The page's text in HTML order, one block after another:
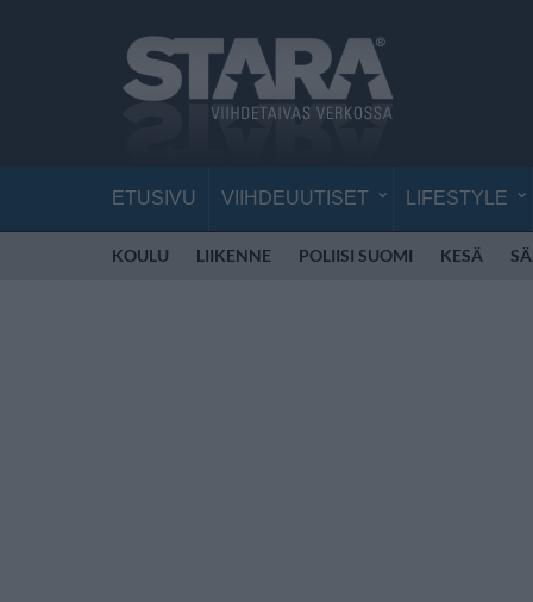
ETUSIVU VIIHDEUUTISET LIFESTYLE
KOULU LIIKENNE POLIISI SUOMI KESÄ